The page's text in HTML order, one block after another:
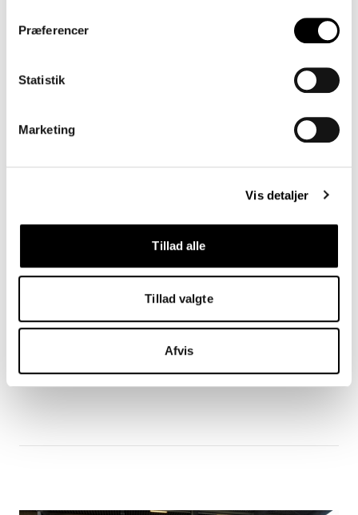
Præferencer
Statistik
Marketing
Vis detaljer
Tillad alle
Tillad valgte
Afvis
Årets Profil i Superligaen
række. Kåret af konkurrenterne.
Læs mere